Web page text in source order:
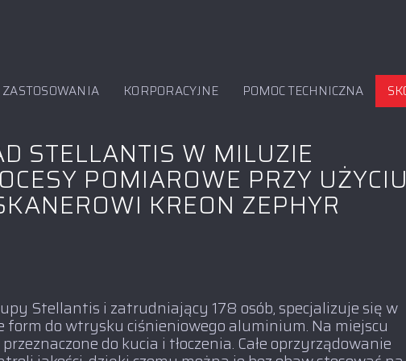
ZASTOSOWANIA KORPORACYJNE POMOC TECHNICZNA
STELLANTIS W MILUZIE
POMIAROWE PRZY UŻYCIU
KREON ZEPHYR
Stellantis i zatrudniający 178 osób, specjalizuje się w
form do wtrysku ciśnieniowego aluminium. Na miejscu
do kucia i tłoczenia. Całe oprzyrządowanie